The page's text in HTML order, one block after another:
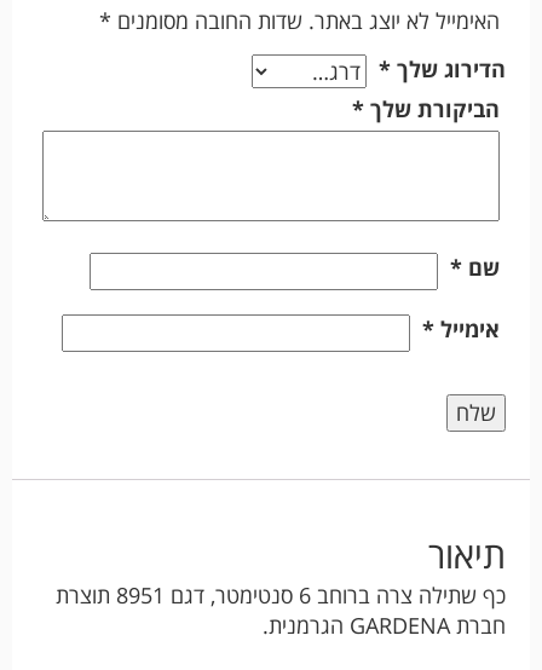
האימייל לא יוצג באתר. שדות החובה מסומנים *
הדירוג שלך *
הביקורת שלך *
שם *
אימייל *
תיאור
כף שתילה צרה ברוחב 6 סנטימטר, דגם 8951 תוצרת
חברת GARDENA הגרמנית.